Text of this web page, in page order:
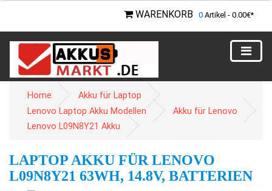
WARENKORB 0 Artikel - 0.00€*
Home
Akku für Laptop
Lenovo Laptop Akku Modellen
Akku für Lenovo
Lenovo L09N8Y21 Akku
LAPTOP AKKU FÜR LENOVO
L09N8Y21 63WH, 14.8V, BATTERIEN